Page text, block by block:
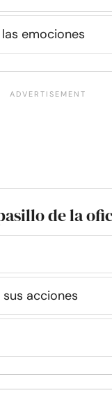
emociones
de la
acciones